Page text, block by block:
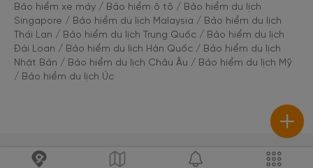
Bảo hiểm xe máy / Bảo hiểm ô tô / Bảo hiểm du lịch
Singapore / Bảo hiểm du lịch Malaysia / Bảo hiểm du lịch
Thái Lan / Bảo hiểm du lịch Trung Quốc / Bảo hiểm du lịch
Đài Loan / Bảo hiểm du lịch Hàn Quốc / Bảo hiểm du lịch
Nhật Bản / Bảo hiểm du lịch Châu Âu / Bảo hiểm du lịch Mỹ
/ Bảo hiểm du lịch Úc